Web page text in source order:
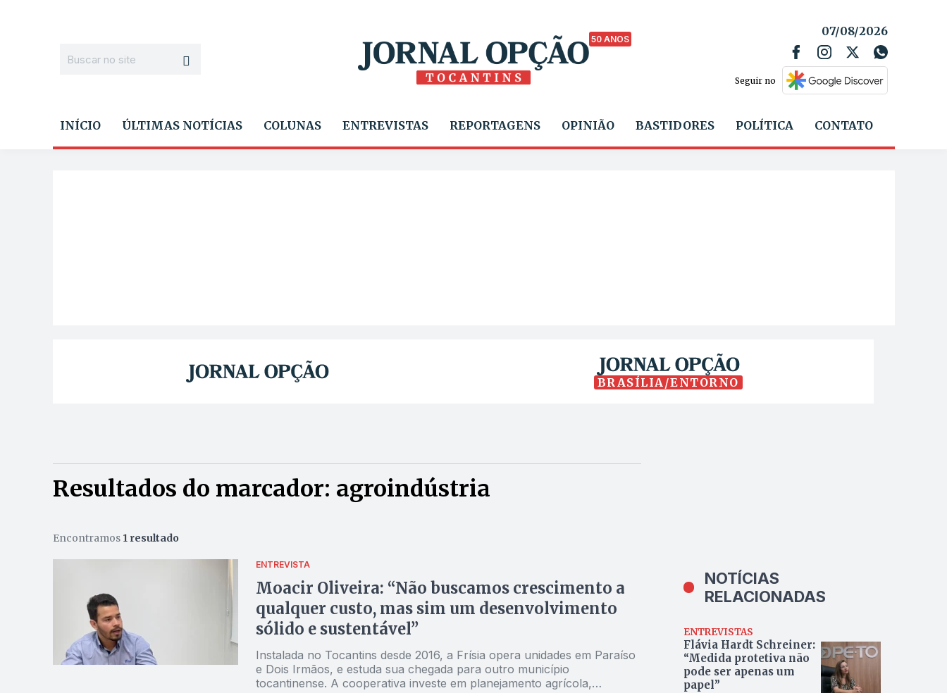
50 ANOS
07/08/2026
Seguir no
INÍCIO ÚLTIMAS NOTÍCIAS COLUNAS ENTREVISTAS REPORTAGENS OPINIÃO BASTIDORES POLÍTICA CONTATO
BRASÍLIA/ENTORNO
Resultados do marcador: agroindústria
Encontramos 1 resultado
ENTREVISTA
Moacir Oliveira: “Não buscamos crescimento a
qualquer custo, mas sim um desenvolvimento
sólido e sustentável”
Instalada no Tocantins desde 2016, a Frísia opera unidades em Paraíso
e Dois Irmãos, e estuda sua chegada para outro município
tocantinense. A cooperativa investe em planejamento agrícola,
NOTÍCIAS
RELACIONADAS
ENTREVISTAS
Flávia Hardt Schreiner:
“Medida protetiva não
pode ser apenas um
papel”